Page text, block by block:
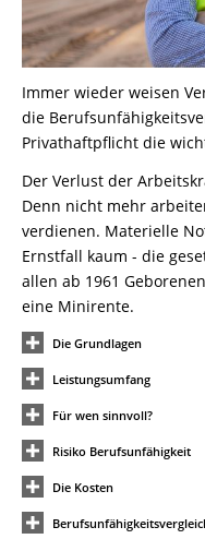
Immer wieder weisen
die
Privathaftpflicht die
Der Verlust der
Denn nicht mehr
verdienen. Materielle
Ernstfall kaum - die
allen ab 1961
eine Minirente.
Die Grundlagen
Leistungsumfang
Für wen sinnvoll?
Risiko Berufsunfähigkeit
Die Kosten